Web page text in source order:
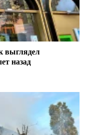
выглядел
назад